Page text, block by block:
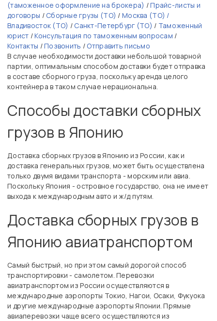
(таможенное оформление на брокера) /Прайс-листы и
договоры / Сборные грузы (ТО) / Москва (ТО) /
Владивосток (ТО) / Санкт-Петербург (ТО) / Таможенный
юрист /Консультация по таможенным вопросам /
Контакты /Позвонить / Отправить письмо
В случае необходимости доставки небольшой товарной
партии, оптимальным способом доставки будет отправка
в составе сборного груза, поскольку аренда целого
контейнера в таком случае нерациональна.
Способы доставки сборных
грузов в Японию
Доставка сборных грузов в Японию из России, как и
доставка генеральных грузов, может быть осуществлена
только двумя видами транспорта - морским или авиа.
Поскольку Япония - островное государство, она не имеет
выхода к международным авто и ж/д путям.
Доставка сборных грузов в
Японию авиатранспортом
Самый быстрый, но при этом самый дорогой способ
транспортировки - самолетом. Перевозки
авиатранспортом из России осуществляются в
международные аэропорты Токио, Нагои, Осаки, Фукуока
и другие международные аэропорты Японии. Прямые
авиаперевозки чаще всего осуществляются из